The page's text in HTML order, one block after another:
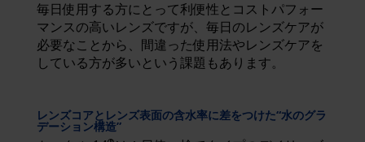
毎日使用する方にとって利便性とコストパフォー
マンスの高いレンズですが、毎日のレンズケアが
必要なことから、間違った使用法やレンズケアを
している方が多いという課題もあります。
レンズコアとレンズ表面の含水率に差をつけた“水のグラ
デーション構造”